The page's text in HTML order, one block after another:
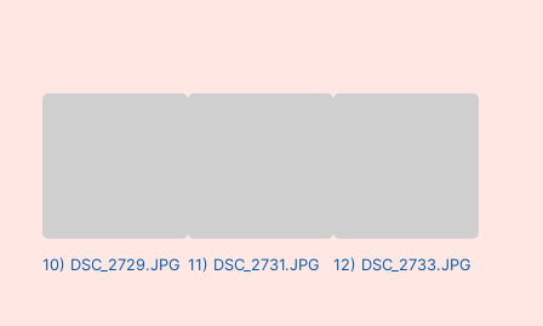
10) DSC_2729.JPG 11) DSC_2731.JPG 12) DSC_2733.JPG